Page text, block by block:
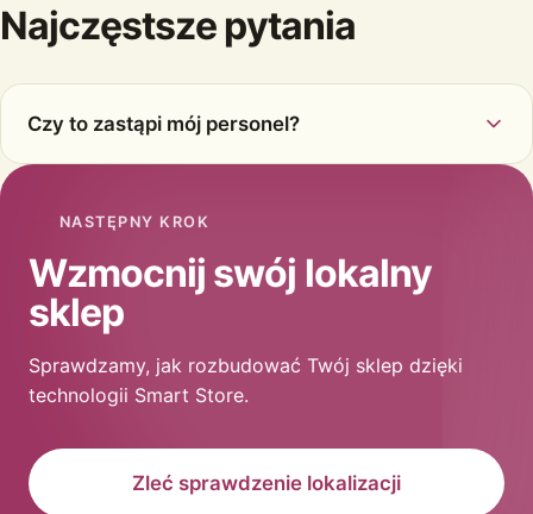
Najczęstsze pytania
Czy to zastąpi mój personel?
NASTĘPNY KROK
Wzmocnij swój lokalny
sklep
Sprawdzamy, jak rozbudować Twój sklep dzięki
technologii Smart Store.
Zleć sprawdzenie lokalizacji